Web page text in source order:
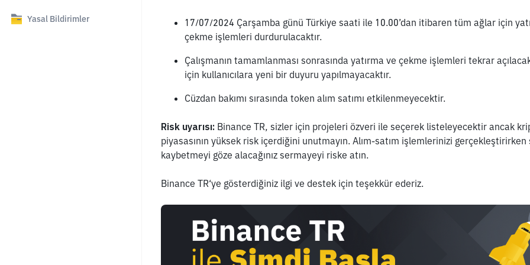
Yasal Bildirimler
17/07/2024 Çarşamba günü Türkiye saati ile 10.00’dan itibaren tüm ağlar için
çekme işlemleri durdurulacaktır.
Çalışmanın tamamlanması sonrasında yatırma ve çekme işlemleri tekrar
için kullanıcılara yeni bir duyuru yapılmayacaktır.
Cüzdan bakımı sırasında token alım satımı etkilenmeyecektir.
Risk uyarısı: Binance TR, sizler için projeleri özveri ile seçerek listeleyecektir ancak
piyasasının yüksek risk içerdiğini unutmayın. Alım-satım işlemlerinizi gerçekleştirirken
kaybetmeyi göze alacağınız sermayeyi riske atın.
Binance TR‘ye gösterdiğiniz ilgi ve destek için teşekkür ederiz.